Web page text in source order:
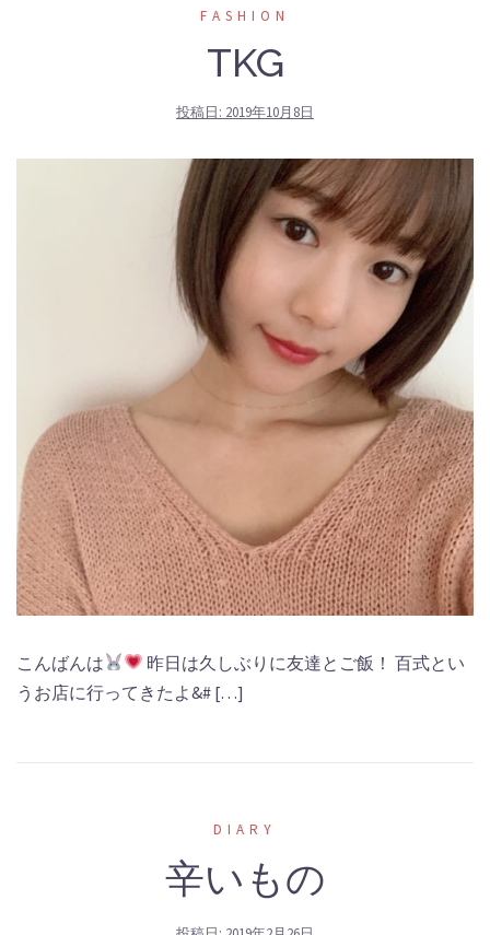
FASHION
TKG
投稿日: 2019年10月8日
こんばんは
昨日は久しぶりに友達とご飯！ 百式とい
うお店に行ってきたよ&# […]
DIARY
辛いもの